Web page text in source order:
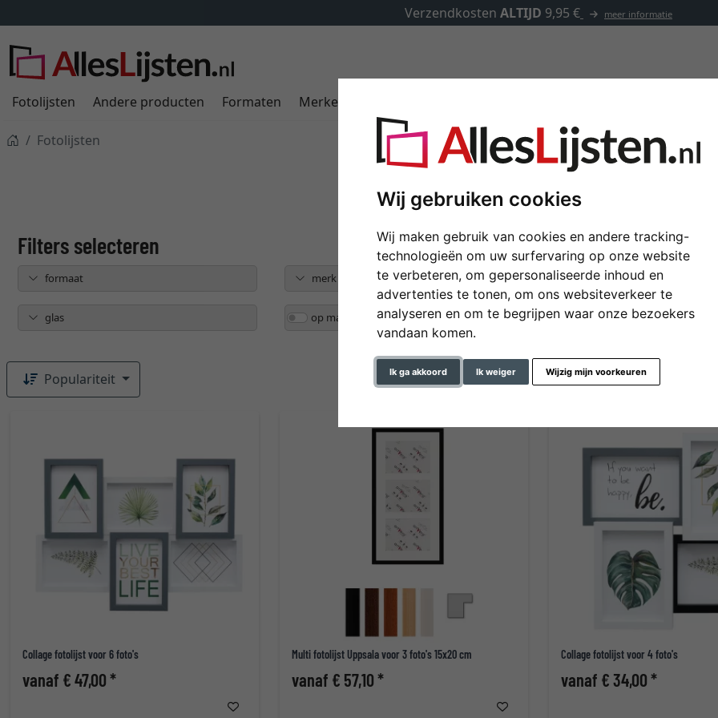
Wij gebruiken cookies
Wij maken gebruik van cookies en andere tracking-
technologieën om uw surfervaring op onze website
te verbeteren, om gepersonaliseerde inhoud en
advertenties te tonen, om ons websiteverkeer te
analyseren en om te begrijpen waar onze bezoekers
vandaan komen.
Ik ga akkoord Ik weiger Wijzig mijn voorkeuren
Verzendkosten ALTIJD 9,95 € meer informatie
Fotolijsten Andere producten Formaten Merken
Fotolijsten
Fotolijsten
formaat merk kleur
glas op maat kenmerk
Populariteit
Collage fotolijst voor 6 foto's
vanaf € 47,00 *
Multi fotolijst Uppsala voor 3 foto's 15x20 cm
vanaf € 57,10 *
Collage fotolijst voor 4 foto's
vanaf € 34,00 *